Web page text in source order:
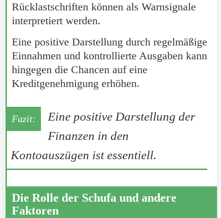
Rücklastschriften können als Warnsignale
interpretiert werden.
Eine positive Darstellung durch regelmäßige
Einnahmen und kontrollierte Ausgaben kann
hingegen die Chancen auf eine
Kreditgenehmigung erhöhen.
Eine positive Darstellung der
Finanzen in den
Kontoauszügen ist essentiell.
Die Rolle der Schufa und andere
Faktoren